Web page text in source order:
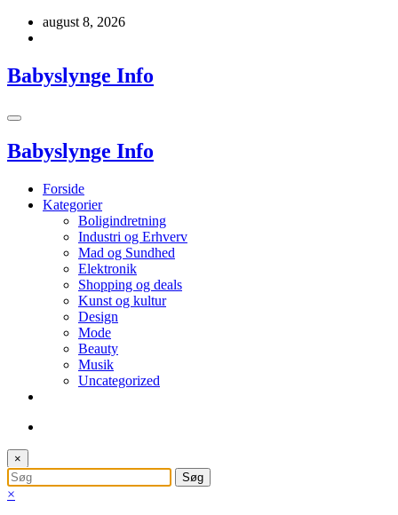
Videreaugust 8, 2026
Babyslynge Info
Babyslynge Info
Forside
Kategorier
Boligindretning
Industri og Erhverv
Mad og Sundhed
Elektronik
Shopping og deals
Kunst og kultur
Design
Mode
Beauty
Musik
Uncategorized
×
×